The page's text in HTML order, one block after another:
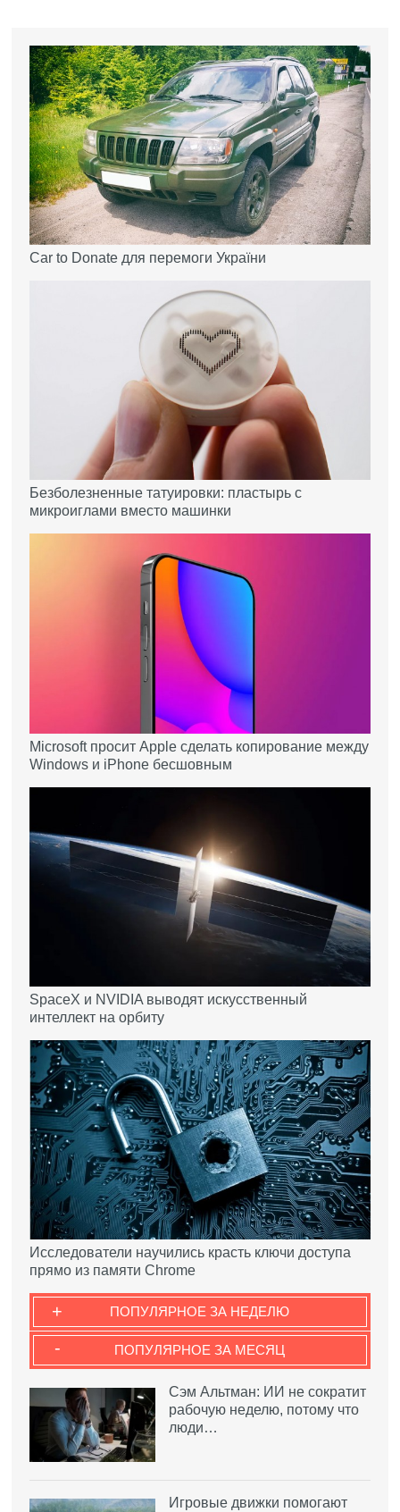
Car to Donate для перемоги України
Безболезненные татуировки: пластырь с
микроиглами вместо машинки
Microsoft просит Apple сделать копирование между
Windows и iPhone бесшовным
SpaceX и NVIDIA выводят искусственный
интеллект на орбиту
Исследователи научились красть ключи доступа
прямо из памяти Chrome
ПОПУЛЯРНОЕ ЗА НЕДЕЛЮ
+
ПОПУЛЯРНОЕ ЗА МЕСЯЦ
-
Сэм Альтман: ИИ не сократит
рабочую неделю, потому что
люди…
Игровые движки помогают